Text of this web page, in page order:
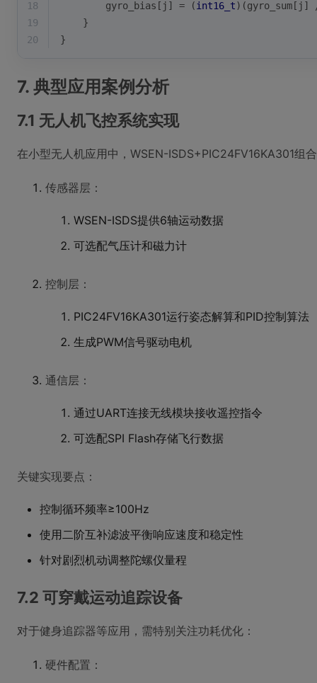
18
        gyro_bias[j] = (
int16_t)(gyro_sum[j]
19
    }
20
}
7. 典型应用案例分析
7.1 无人机飞控系统实现
在小型无人机应用中，WSEN-ISDS+PIC24FV16KA301组
传感器层：
WSEN-ISDS提供6轴运动数据
可选配气压计和磁力计
控制层：
PIC24FV16KA301运行姿态解算和PID控制算法
生成PWM信号驱动电机
通信层：
通过UART连接无线模块接收遥控指令
可选配SPI Flash存储飞行数据
关键实现要点：
控制循环频率≥100Hz
使用二阶互补滤波平衡响应速度和稳定性
针对剧烈机动调整陀螺仪量程
7.2 可穿戴运动追踪设备
对于健身追踪器等应用，需特别关注功耗优化：
硬件配置：